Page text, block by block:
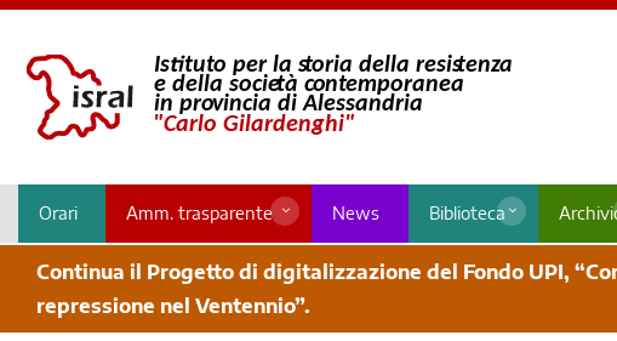
Orari Amm. trasparente News Biblioteca
Continua il Progetto di digitalizzazione del Fondo UPI,
repressione nel Ventennio”.